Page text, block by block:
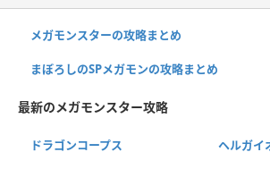
メガモンスターの攻略まとめ
まぼろしのSPメガモンの攻略まとめ
最新のメガモンスター攻略
ドラゴンコープス ヘルガイ